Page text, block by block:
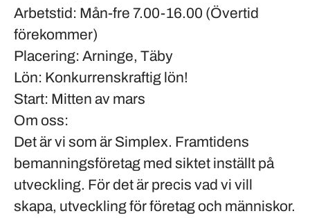
Arbetstid: Mån-fre 7.00-16.00 (Övertid
förekommer)
Placering: Arninge, Täby
Lön: Konkurrenskraftig lön!
Start: Mitten av mars
Om oss:
Det är vi som är Simplex. Framtidens
bemanningsföretag med siktet inställt på
utveckling. För det är precis vad vi vill
skapa, utveckling för företag och människor.